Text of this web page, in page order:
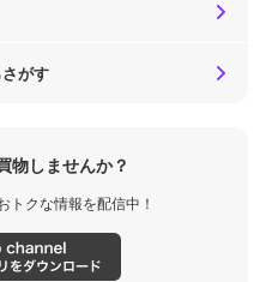
がす
物しませんか？
トクな情報を配信中！